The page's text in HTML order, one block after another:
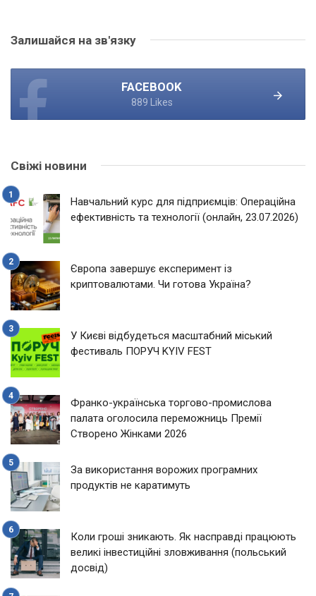
Залишайся на зв'язку
FACEBOOK
889 Likes
Свіжі новини
Навчальний курс для підприємців: Операційна
ефективність та технології (онлайн, 23.07.2026)
Європа завершує експеримент із
криптовалютами. Чи готова Україна?
У Києві відбудеться масштабний міський
фестиваль ПОРУЧ KYIV FEST
Франко-українська торгово-промислова
палата оголосила переможниць Премії
Створено Жінками 2026
За використання ворожих програмних
продуктів не каратимуть
Коли гроші зникають. Як насправді працюють
великі інвестиційні зловживання (польський
досвід)